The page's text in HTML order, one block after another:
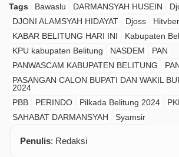
Tags Bawaslu DARMANSYAH HUSEIN
DJONI ALAMSYAH HIDAYAT
Djoss
KABAR BELITUNG HARI INI
Kabupaten
KPU kabupaten Belitung
NASDEM
PAN
PANWASCAM KABUPATEN BELITUNG
PASANGAN CALON BUPATI DAN WAKIL
2024
PBB
PERINDO Pilkada Belitung 2024
SAHABAT DARMANSYAH
Syamsir
Penulis: Redaksi